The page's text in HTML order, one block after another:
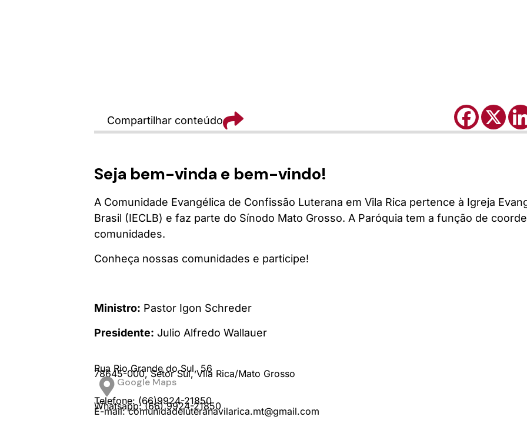
Compartilhar conteúdo
Seja bem-vinda e bem-vindo!
A Comunidade Evangélica de Confissão Luterana em Vila Rica pertence à Igreja
Brasil (IECLB) e faz parte do Sínodo Mato Grosso. A Paróquia tem a função de
comunidades.
Conheça nossas comunidades e participe!
Ministro: Pastor Igon Schreder
Presidente: Julio Alfredo Wallauer
Rua Rio Grande do Sul, 56
78645-000, Setor Sul, Vila Rica/Mato Grosso
Google Maps
Telefone: (66)9924-21850
Whatsapp: (66) 9924-21850
E-mail: comunidadeluteranavilarica.mt@gmail.com